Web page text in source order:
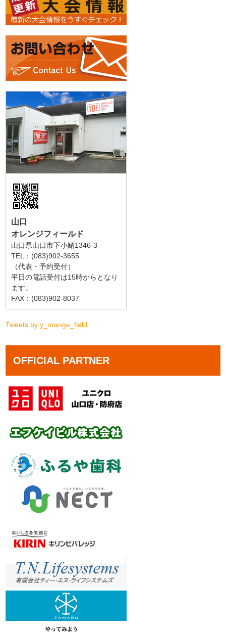
山口
オレンジフィールド
山口県山口市下小鯖1346-3
TEL：(083)902-3655
（代表・予約受付）
平日の電話受付は15時からとなり
ます。
FAX：(083)902-8037
Tweets by y_orange_field
OFFICIAL PARTNER